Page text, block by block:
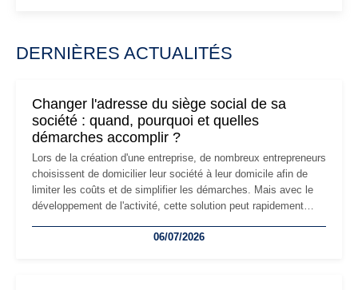
DERNIÈRES ACTUALITÉS
Changer l'adresse du siège social de sa
société : quand, pourquoi et quelles
démarches accomplir ?
Lors de la création d'une entreprise, de nombreux entrepreneurs
choisissent de domicilier leur société à leur domicile afin de
limiter les coûts et de simplifier les démarches. Mais avec le
développement de l'activité, cette solution peut rapidement
professionnels, recrutement, image de marque… Le
06/07/2026